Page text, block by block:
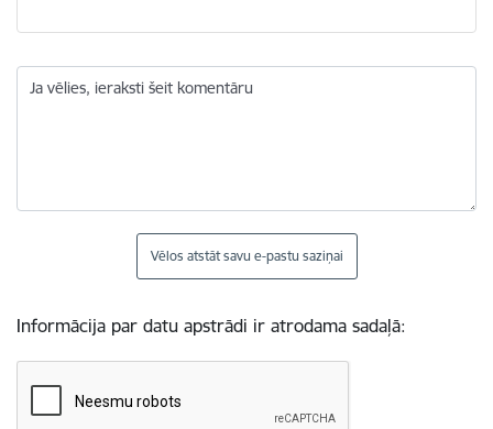
Ja vēlies, ieraksti šeit komentāru
Vēlos atstāt savu e-pastu saziņai
Informācija par datu apstrādi ir atrodama sadaļā: